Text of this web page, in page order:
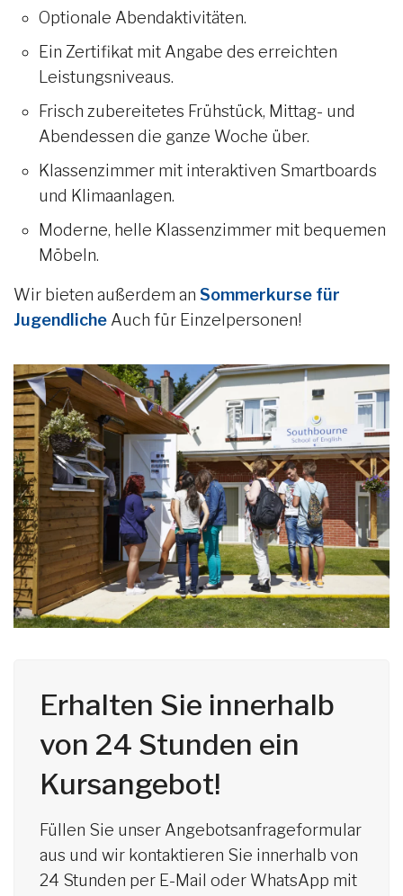
Optionale Abendaktivitäten.
Ein Zertifikat mit Angabe des erreichten
Leistungsniveaus.
Frisch zubereitetes Frühstück, Mittag- und
Abendessen die ganze Woche über.
Klassenzimmer mit interaktiven Smartboards
und Klimaanlagen.
Moderne, helle Klassenzimmer mit bequemen
Möbeln.
Wir bieten außerdem an Sommerkurse für
Jugendliche Auch für Einzelpersonen!
Erhalten Sie innerhalb
von 24 Stunden ein
Kursangebot!
Füllen Sie unser Angebotsanfrageformular
aus und wir kontaktieren Sie innerhalb von
24 Stunden per E-Mail oder WhatsApp mit